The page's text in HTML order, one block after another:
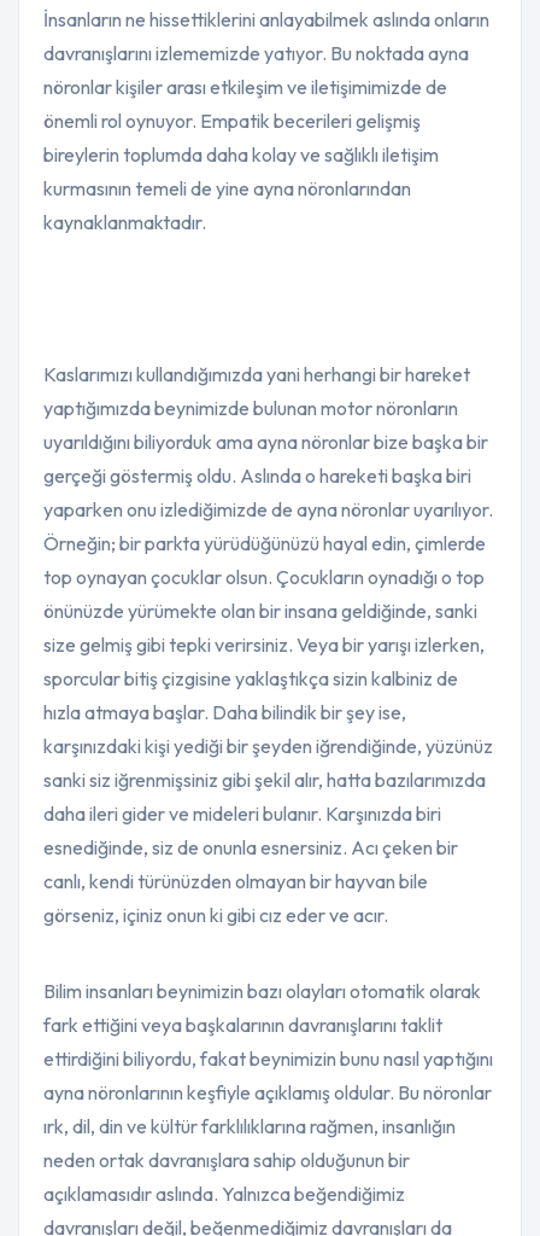
İnsanların ne hissettiklerini anlayabilmek aslında onların
davranışlarını izlememizde yatıyor. Bu noktada ayna
nöronlar kişiler arası etkileşim ve iletişimimizde de
önemli rol oynuyor. Empatik becerileri gelişmiş
bireylerin toplumda daha kolay ve sağlıklı iletişim
kurmasının temeli de yine ayna nöronlarından
kaynaklanmaktadır.
Kaslarımızı kullandığımızda yani herhangi bir hareket
yaptığımızda beynimizde bulunan motor nöronların
uyarıldığını biliyorduk ama ayna nöronlar bize başka bir
gerçeği göstermiş oldu. Aslında o hareketi başka biri
yaparken onu izlediğimizde de ayna nöronlar uyarılıyor.
Örneğin; bir parkta yürüdüğünüzü hayal edin, çimlerde
top oynayan çocuklar olsun. Çocukların oynadığı o top
önünüzde yürümekte olan bir insana geldiğinde, sanki
size gelmiş gibi tepki verirsiniz. Veya bir yarışı izlerken,
sporcular bitiş çizgisine yaklaştıkça sizin kalbiniz de
hızla atmaya başlar. Daha bilindik bir şey ise,
karşınızdaki kişi yediği bir şeyden iğrendiğinde, yüzünüz
sanki siz iğrenmişsiniz gibi şekil alır, hatta bazılarımızda
daha ileri gider ve mideleri bulanır. Karşınızda biri
esnediğinde, siz de onunla esnersiniz. Acı çeken bir
canlı, kendi türünüzden olmayan bir hayvan bile
görseniz, içiniz onun ki gibi cız eder ve acır.
Bilim insanları beynimizin bazı olayları otomatik olarak
fark ettiğini veya başkalarının davranışlarını taklit
ettirdiğini biliyordu, fakat beynimizin bunu nasıl yaptığını
ayna nöronlarının keşfiyle açıklamış oldular. Bu nöronlar
ırk, dil, din ve kültür farklılıklarına rağmen, insanlığın
neden ortak davranışlara sahip olduğunun bir
açıklamasıdır aslında. Yalnızca beğendiğimiz
davranışları değil, beğenmediğimiz davranışları da